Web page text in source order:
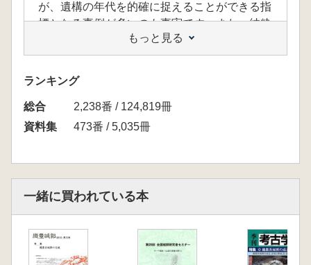
が、遺構の年代を的確に捉えることができる指
標となる事例が多いのも事実です。また、純粋
に合戦のために築城される色合いが非常に濃い
「陣城」は、築城当時の最先端の縄張り技術を
投入したことが想定され、繊豊系城郭の各時
期。段階における築城技術の到達,点を俯H敢す
ることができるものと考えられます。
今回は、特に繊田段階から豊臣前期段階におけ
とによって、織豊系城郭の多様性についても議
論を深めていきたいと思います。(開催にあた
<目 次>
岡寺 良 問題提起 「繊豊系城郭の陣城を考え
もっと見る
ランキング
総合
2,238番 / 124,819冊
資料集
473番 / 5,035冊
一緒に買われている本